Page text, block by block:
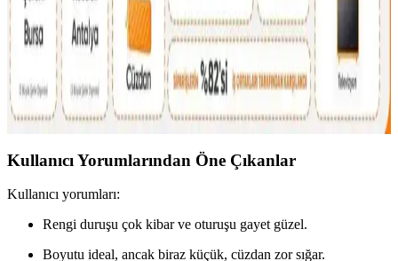
2026 İlk Çeyrek Reddit Çanta Satış ve Takas
Piyasası İncelemesi ve Güvenlik Önlemleri
2026'nın ilk çeyreğinde Reddit'te çanta satış ve takasında kullanıcılar
ürün durumu, fiyatlandırma ve güvenli ödeme yöntemlerine dikkat
ediyor. Popüler markalar ve dolandırıcılık uyarıları öne çıkıyor.
Kullanıcı Yorumlarından Öne Çıkanlar
Kullanıcı yorumları:
Rengi duruşu çok kibar ve oturuşu gayet güzel.
Boyutu ideal, ancak biraz küçük, cüzdan zor sığar.